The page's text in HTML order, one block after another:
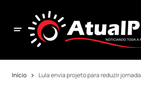
Início Lula envia projeto para reduzir